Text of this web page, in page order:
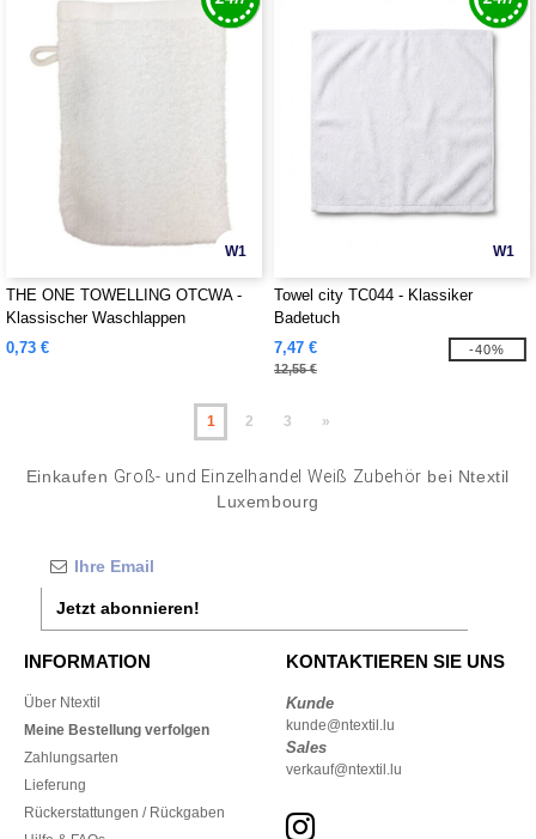
W1
THE ONE TOWELLING OTCWA -
Klassischer Waschlappen
0,73 €
W1
Towel city TC044 - Klassiker
Badetuch
7,47 €
12,55 €
-40%
1 2 3 »
Einkaufen Groß- und Einzelhandel Weiß Zubehör bei Ntextil
Luxembourg
Jetzt abonnieren!
INFORMATION
Über Ntextil
Meine Bestellung verfolgen
Zahlungsarten
Lieferung
Rückerstattungen / Rückgaben
KONTAKTIEREN SIE UNS
Kunde
kunde@ntextil.lu
Sales
verkauf@ntextil.lu